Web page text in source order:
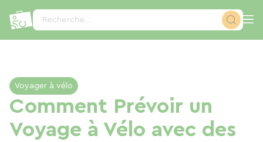
Recherche...
Voyager à vélo
Comment Prévoir un
Voyage à Vélo avec des
Panneau de gestion des cookies